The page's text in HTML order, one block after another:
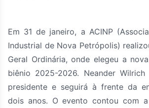
Em 31 de janeiro, a ACINP
Industrial de Nova Petrópolis)
Geral Ordinária, onde elegeu a
biênio 2025-2026. Neander
presidente e seguirá à frente da
dois anos. O evento contou com